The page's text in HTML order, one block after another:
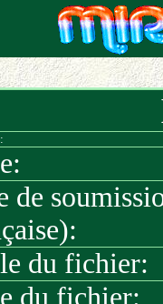
de
du fichier:
du fichier: